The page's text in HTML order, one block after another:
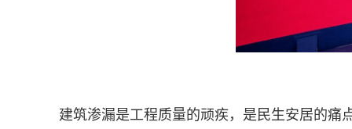
建筑渗漏是工程质量的顽疾，是民生安居的痛